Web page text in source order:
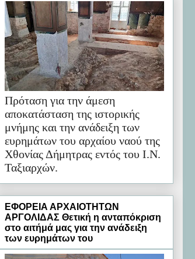
Πρόταση για την άμεση
αποκατάσταση της ιστορικής
μνήμης και την ανάδειξη των
ευρημάτων του αρχαίου ναού της
Χθονίας Δήμητρας εντός του Ι.Ν.
Ταξιαρχών.
ΕΦΟΡΕΙΑ ΑΡΧΑΙΟΤΗΤΩΝ
ΑΡΓΟΛΙΔΑΣ Θετική η ανταπόκριση
στο αιτήμά μας για την ανάδειξη
των ευρημάτων του